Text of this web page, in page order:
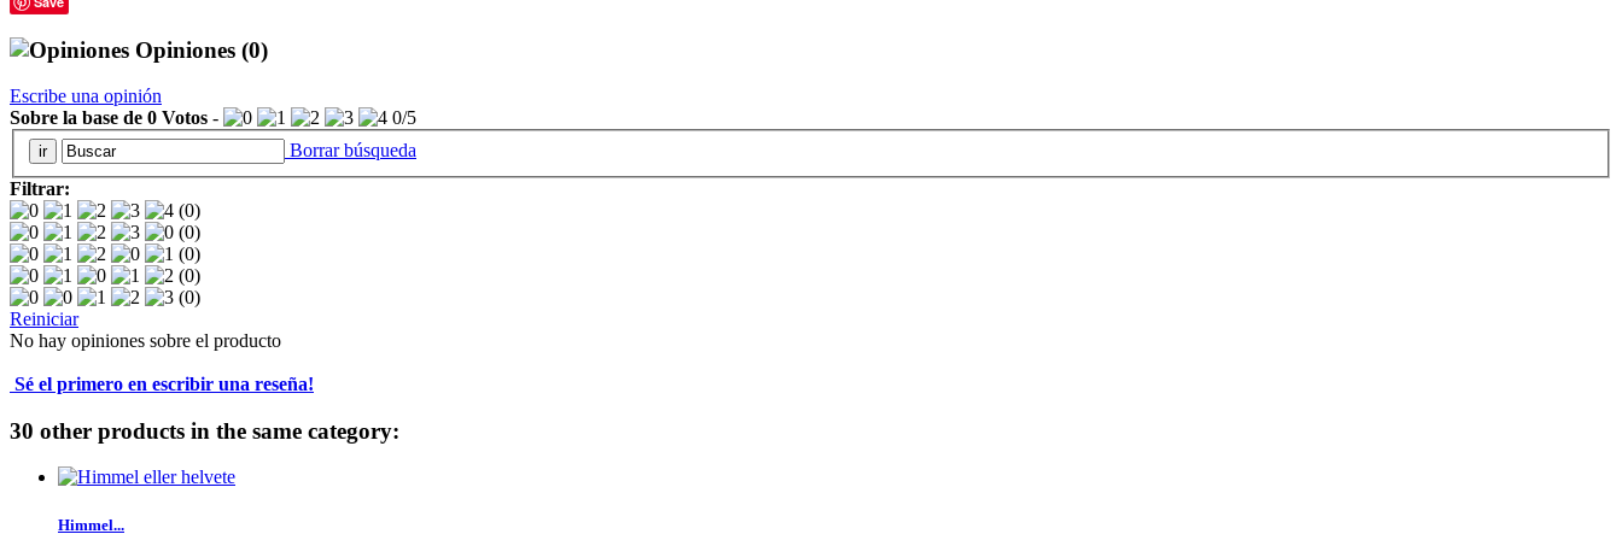
Opiniones (0)
Escribe una opinión
Sobre la base de 0 Votos - 0/5
Borrar búsqueda
Filtrar:
(0)
(0)
(0)
(0)
(0)
Reiniciar
No hay opiniones sobre el producto
Sé el primero en escribir una reseña!
30 other products in the same category:
Himmel...